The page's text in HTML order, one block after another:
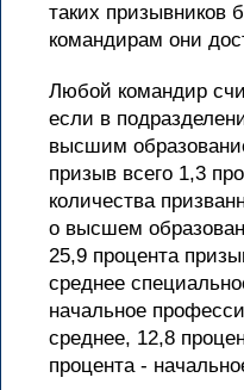
таких призывников
командирам они
Любой командир
если в
высшим
призыв всего 1,3
количества
о высшем
25,9 процента
среднее
начальное
среднее, 12,8
процента -